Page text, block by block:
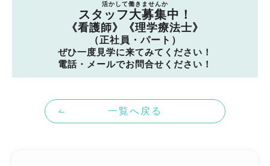
活かして働きませんか
スタッフ大募集中！
《看護師》《理学療法士》
（正社員・パート）
ぜひ一度見学に来てみてください！
電話・メールでお問合せください！
一覧へ戻る